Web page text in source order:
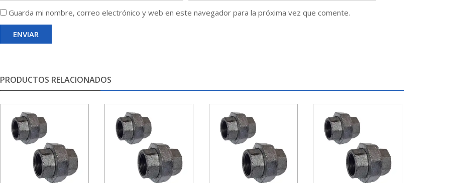
Guarda mi nombre, correo electrónico y web en este navegador para la próxima vez que comente.
PRODUCTOS RELACIONADOS